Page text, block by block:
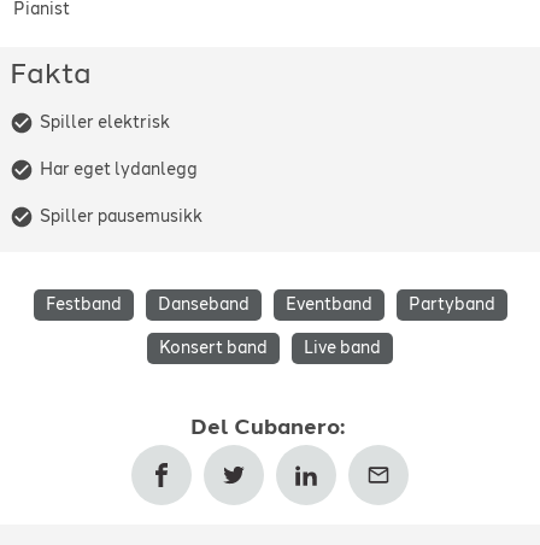
Pianist
Fakta
Spiller elektrisk
Har eget lydanlegg
Spiller pausemusikk
Festband Danseband Eventband Partyband
Konsert band Live band
Del Cubanero: